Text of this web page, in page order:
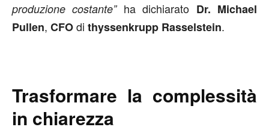
produzione costante”ha dichiarato Dr. Michael
Pullen, CFOdi thyssenkrupp Rasselstein.
Trasformare la complessità
in chiarezza